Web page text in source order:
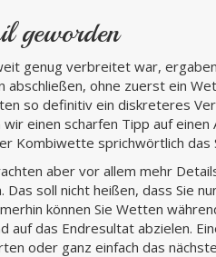
geworden
genug verbreitet war,
abschließen, ohne zuerst ein
so definitiv ein diskreteres
einen scharfen Tipp auf einen
Kombiwette sprichwörtlich das
aber vor allem mehr
Das soll nicht heißen, dass Sie
können Sie Wetten
auf das Endresultat abzielen.
oder ganz einfach das